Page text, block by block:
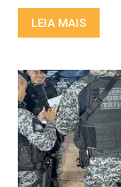
LEIA MAIS